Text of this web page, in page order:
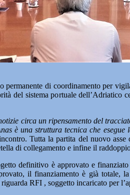
di coordinamento per
del sistema portuale dell’Adriatico
circa un ripensamento del
è una struttura tecnica che
Tutta la partita del nuovo
di collegamento e infine il
definitivo è approvato e
il finanziamento è già totale,
riguarda RFI , soggetto incaricato per